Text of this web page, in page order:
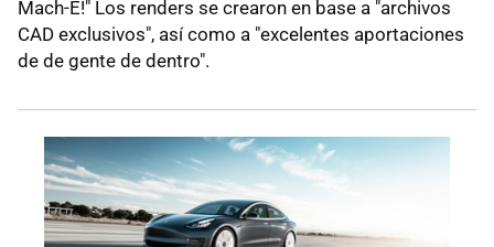
Mach-E!" Los renders se crearon en base a "archivos
CAD exclusivos", así como a "excelentes aportaciones
de de gente de dentro".